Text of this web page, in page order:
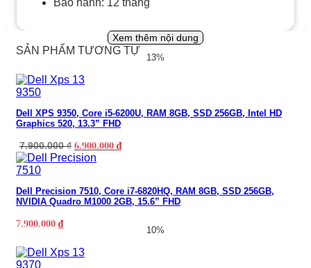
Bảo hành: 12 tháng
Xem thêm nội dung
SẢN PHẨM TƯƠNG TỰ
13%
Dell XPS 9350, Core i5-6200U, RAM 8GB, SSD 256GB, Intel HD
Graphics 520, 13.3” FHD
7.900.000₫ 6.900.000 ₫
Dell Precision 7510, Core i7-6820HQ, RAM 8GB, SSD 256GB,
NVIDIA Quadro M1000 2GB, 15.6” FHD
7.900.000 ₫
10%